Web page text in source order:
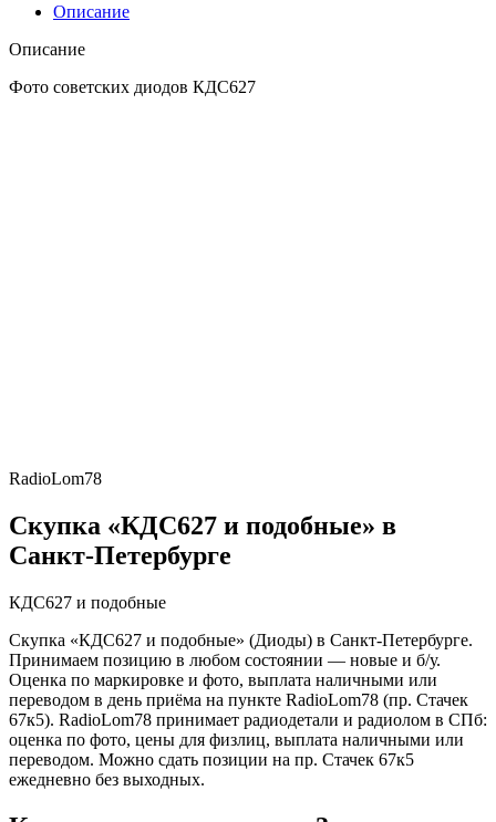
Описание
Описание
Фото советских диодов КДС627
RadioLom78
Скупка «КДС627 и подобные» в
Санкт-Петербурге
КДС627 и подобные
Скупка «КДС627 и подобные» (Диоды) в Санкт-Петербурге.
Принимаем позицию в любом состоянии — новые и б/у.
Оценка по маркировке и фото, выплата наличными или
переводом в день приёма на пункте RadioLom78 (пр. Стачек
67к5). RadioLom78 принимает радиодетали и радиолом в СПб:
оценка по фото, цены для физлиц, выплата наличными или
переводом. Можно сдать позиции на пр. Стачек 67к5
ежедневно без выходных.